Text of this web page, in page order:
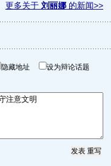
更多关于 刘丽娜 的新闻>>
隐藏地址 设为辩论话题